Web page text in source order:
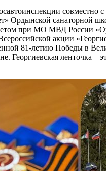
совместно
Ордынской санаторной
при МО МВД России
акции
81-летию Победы в
Георгиевская ленточка –